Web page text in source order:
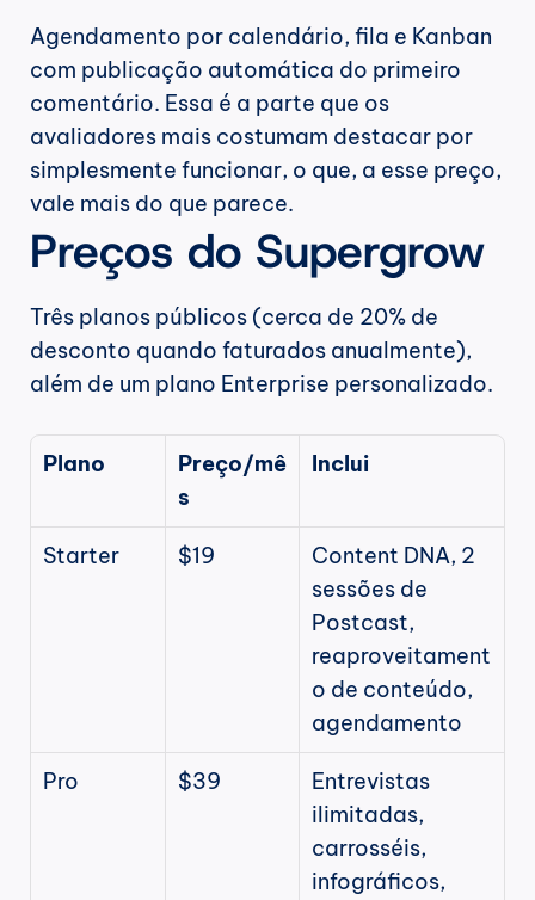
Agendamento por calendário, fila e Kanban
com publicação automática do primeiro
comentário. Essa é a parte que os
avaliadores mais costumam destacar por
simplesmente funcionar, o que, a esse preço,
vale mais do que parece.
Preços do Supergrow
Três planos públicos (cerca de 20% de
desconto quando faturados anualmente),
além de um plano Enterprise personalizado.
Plano
Preço/mê
s
Inclui
Starter $19
Content DNA, 2
sessões de
Postcast,
reaproveitament
o de conteúdo,
agendamento
Pro $39
Entrevistas
ilimitadas,
carrosséis,
infográficos,